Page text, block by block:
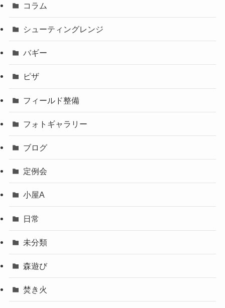
コラム
シューティングレンジ
バギー
ピザ
フィールド整備
フォトギャラリー
ブログ
定例会
小屋A
日常
未分類
森遊び
焚き火